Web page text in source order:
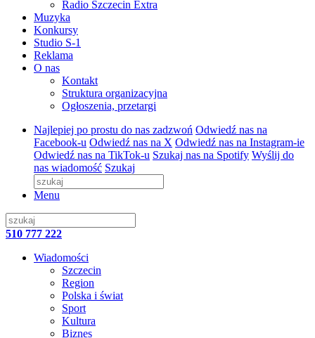
Radio Szczecin Extra
Muzyka
Konkursy
Studio S-1
Reklama
O nas
Kontakt
Struktura organizacyjna
Ogłoszenia, przetargi
Najlepiej po prostu do nas zadzwoń Odwiedź nas na
Facebook-u Odwiedź nas na X Odwiedź nas na Instagram-ie
Odwiedź nas na TikTok-u Szukaj nas na Spotify Wyślij do
nas wiadomość Szukaj
Menu
510 777 222
Wiadomości
Szczecin
Region
Polska i świat
Sport
Kultura
Biznes